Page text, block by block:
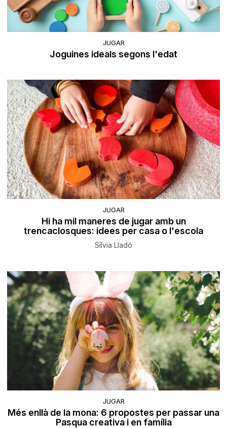
JUGAR
Joguines ideals segons l'edat
JUGAR
Hi ha mil maneres de jugar amb un
trencaclosques: idees per casa o l'escola
Sílvia Lladó
JUGAR
Més enllà de la mona: 6 propostes per passar una
Pasqua creativa i en família